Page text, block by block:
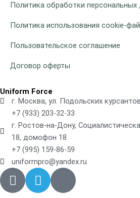
Политика обработки персональных
Политика использования cookie-
Пользовательское соглашение
Договор оферты
Uniform Force
г. Москва, ул. Подольских
+7 (933) 203-32-33
г. Ростов-на-Дону,
18, домофон 18
+7 (995) 159-86-59
uniformpro@yandex.ru
R
i
T
e
V